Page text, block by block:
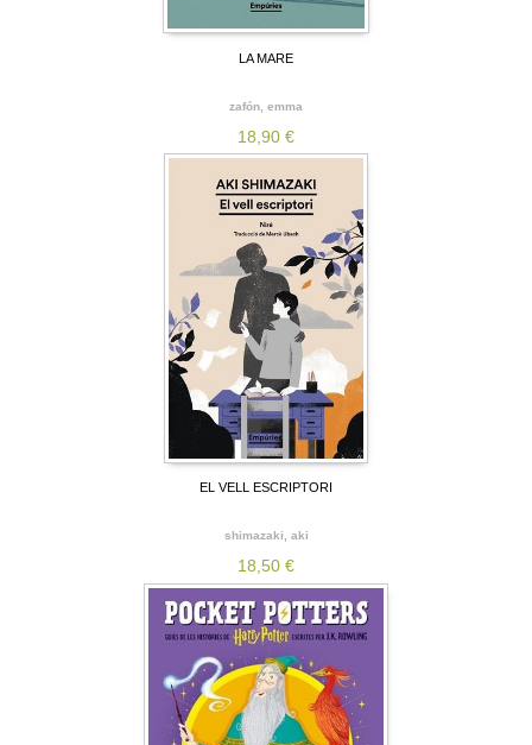
LA MARE
zafón, emma
18,90 €
EL VELL ESCRIPTORI
shimazaki, aki
18,50 €